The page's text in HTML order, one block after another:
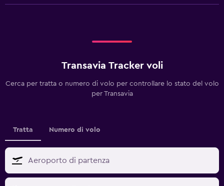
Transavia Tracker voli
Cerca per tratta o numero di volo per controllare lo stato del volo
per Transavia
Tratta Numero di volo